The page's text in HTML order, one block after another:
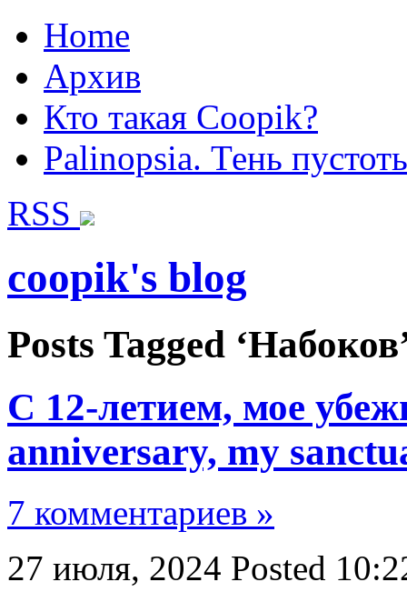
Home
Архив
Кто такая Coopik?
Palinopsia. Тень
RSS
coopik's blog
Posts Tagged
С 12-летием, мое
anniversary, my
7 комментариев »
27 июля, 2024 Posted